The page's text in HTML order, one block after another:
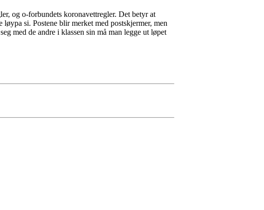
og o-forbundets koronavettregler. Det betyr at
si. Postene blir merket med postskjermer, men
med de andre i klassen sin må man legge ut løpet